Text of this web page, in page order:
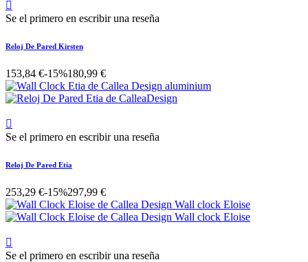

Se el primero en escribir una reseña
Reloj De Pared Kirsten
153,84 €-15%180,99 €

Se el primero en escribir una reseña
Reloj De Pared Etia
253,29 €-15%297,99 €

Se el primero en escribir una reseña